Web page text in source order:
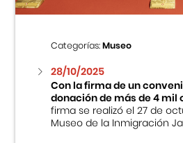
Categorías:Museo
28/10/2025
Con la firma de un
donación de más de 4 mil
firma se realizó el 27 de
Museo de la Inmigración